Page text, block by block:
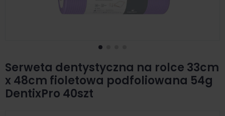
Serweta dentystyczna na rolce 33cm
x 48cm fioletowa podfoliowana 54g
DentixPro 40szt